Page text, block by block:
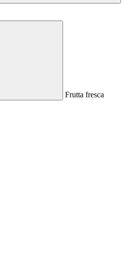
Frutta fresca